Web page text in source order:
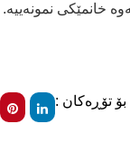
خانمێکی نمونەییە.
تۆڕەکان :